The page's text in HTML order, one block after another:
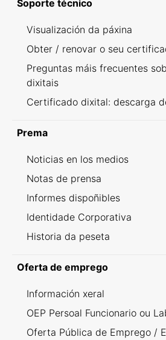
Soporte técnico
Visualización da páxina
Obter / renovar o seu
Preguntas máis frecuentes
dixitais
Certificado dixital: descarga
Prema
Noticias en los medios
Notas de prensa
Informes dispoñibles
Identidade Corporativa
Historia da peseta
Oferta de emprego
Información xeral
OEP Persoal Funcionario ou
Oferta Pública de Emprego /